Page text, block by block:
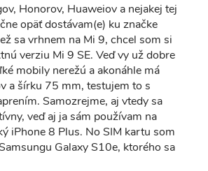
Honorov, Huaweiov a nejakej tej
opäť dostávam(e) ku značke
sa vrhnem na Mi 9, chcel som si
verziu Mi 9 SE. Veď vy už dobre
mobily nerežú a akonáhle má
a šírku 75 mm, testujem to s
Samozrejme, aj vtedy sa
veď aj ja sám používam na
iPhone 8 Plus. No SIM kartu som
Galaxy S10e, ktorého sa